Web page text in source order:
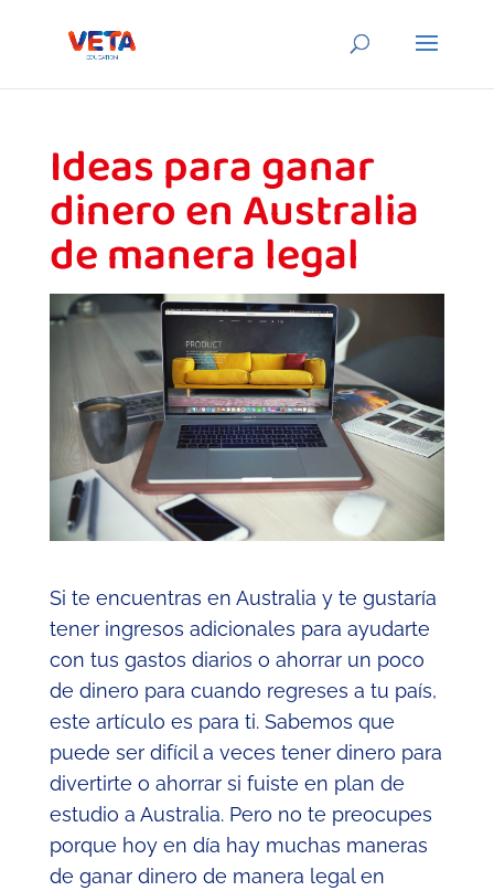
Ideas para ganar
dinero en Australia
de manera legal
Si te encuentras en Australia y te gustaría
tener ingresos adicionales para ayudarte
con tus gastos diarios o ahorrar un poco
de dinero para cuando regreses a tu país,
este artículo es para ti. Sabemos que
puede ser difícil a veces tener dinero para
divertirte o ahorrar si fuiste en plan de
estudio a Australia. Pero no te preocupes
porque hoy en día hay muchas maneras
de ganar dinero de manera legal en